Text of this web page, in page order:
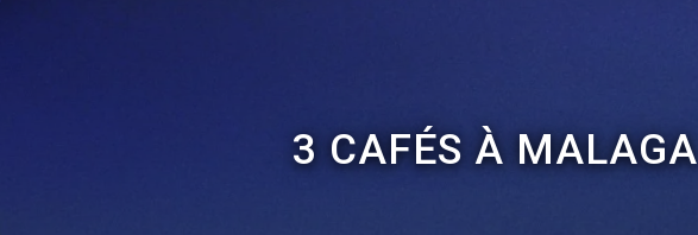
3 CAFÉS À MALAGA